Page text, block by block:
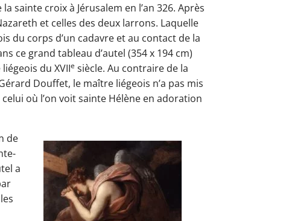
sainte croix à Jérusalem en l’an 326. Après
et celles des deux larrons. Laquelle
du corps d’un cadavre et au contact de la
ce grand tableau d’autel (354 x 194 cm)
du XVIIe siècle. Au contraire de la
Douffet, le maître liégeois n’a pas mis
où l’on voit sainte Hélène en adoration
de
a